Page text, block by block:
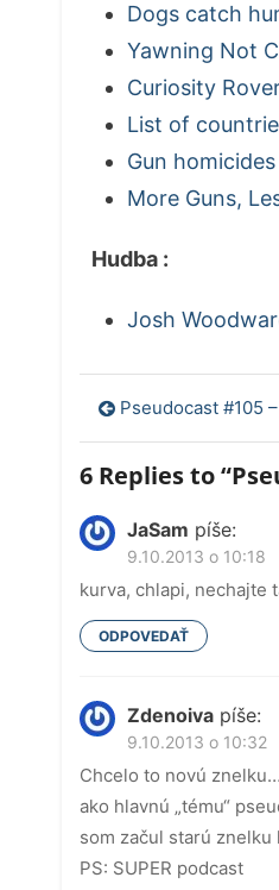
Dogs catch
Yawning Not
Curiosity
List of
Gun
More Guns,
Hudba :
Josh
Navigácia
v
článku
Pseudocast #105
6 Replies to “
JaSam píše:
9.10.2013 o 10:18
kurva, chlapi, nechajte
ODPOVEDAŤ
Zdenoiva píše:
9.10.2013 o 10:32
Chcelo to novú
ako hlavnú „tému“
som začul starú znelku
PS: SUPER podcast